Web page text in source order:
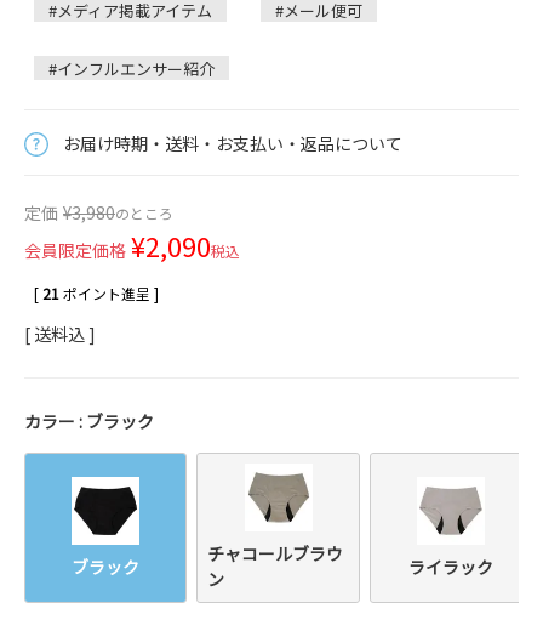
#メディア掲載アイテム #メール便可
#インフルエンサー紹介
お届け時期・送料・お支払い・返品について
定価 ¥3,980のところ
会員限定価格 ¥2,090税込
[21ポイント進呈 ]
送料込
カラー ブラック
ブラック
チャコールブラウ
ン
ライラック